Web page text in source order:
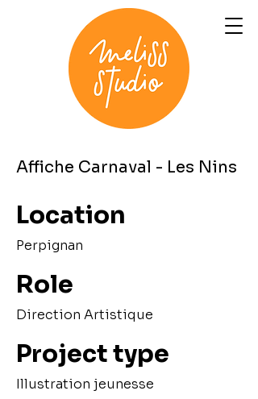
Affiche Carnaval - Les Nins
Location
Perpignan
Role
Direction Artistique
Project type
Illustration jeunesse